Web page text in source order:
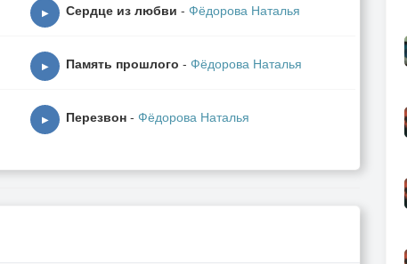
▶ Сердце из любви - Фёдорова Наталья
▶ Память прошлого - Фёдорова Наталья
▶ Перезвон - Фёдорова Наталья